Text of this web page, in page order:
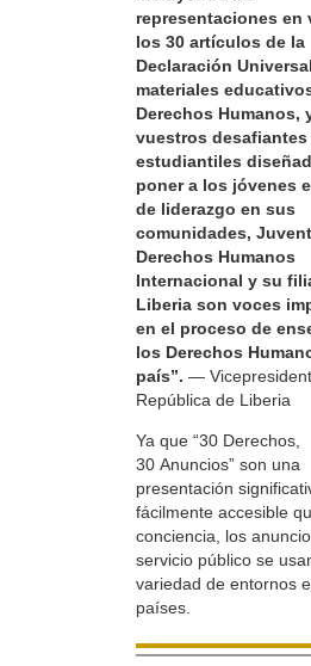
representaciones en
los 30 artículos de la
Declaración
materiales
Derechos Humanos,
vuestros
estudiantiles
poner a los jóvenes
de liderazgo en sus
comunidades,
Derechos Humanos
Internacional y su
Liberia son voces
en el proceso de
los Derechos
país”. —
República de Liberia
Ya que “30 Derechos,
30 Anuncios” son una
presentación
fácilmente accesible
conciencia, los
servicio público se
variedad de entornos
países.